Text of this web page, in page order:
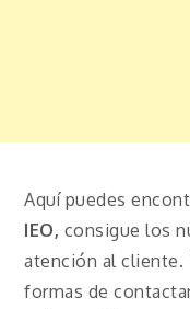
Aquí puedes
IEO, consigue los
atención al cliente.
formas de